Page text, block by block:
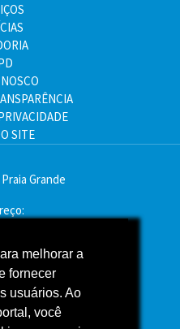
melhorar a
fornecer
usuários. Ao
você
SITE
Grande
900
3496-2000
- das 9h às 16h